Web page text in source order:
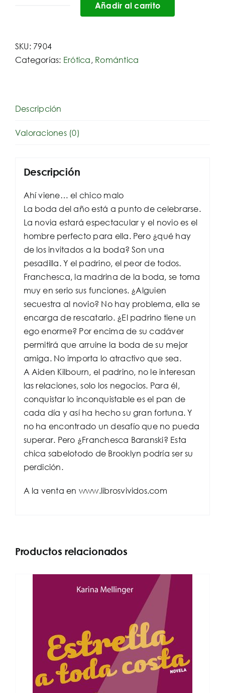
de
mi
Añadir al carrito
SKU: 7904
Categorías: Erótica, Romántica
Descripción
Valoraciones (0)
Descripción
Ahí viene… el chico malo
La boda del año está a punto de celebrarse.
La novia estará espectacular y el novio es el
hombre perfecto para ella. Pero ¿qué hay
de los invitados a la boda? Son una
pesadilla. Y el padrino, el peor de todos.
Franchesca, la madrina de la boda, se toma
muy en serio sus funciones. ¿Alguien
secuestra al novio? No hay problema, ella se
encarga de rescatarlo. ¿El padrino tiene un
ego enorme? Por encima de su cadáver
permitirá que arruine la boda de su mejor
amiga. No importa lo atractivo que sea.
A Aiden Kilbourn, el padrino, no le interesan
las relaciones, solo los negocios. Para él,
conquistar lo inconquistable es el pan de
cada día y así ha hecho su gran fortuna. Y
no ha encontrado un desafío que no pueda
superar. Pero ¿Franchesca Baranski? Esta
chica sabelotodo de Brooklyn podría ser su
perdición.
A la venta en www.librosvividos.com
Productos relacionados